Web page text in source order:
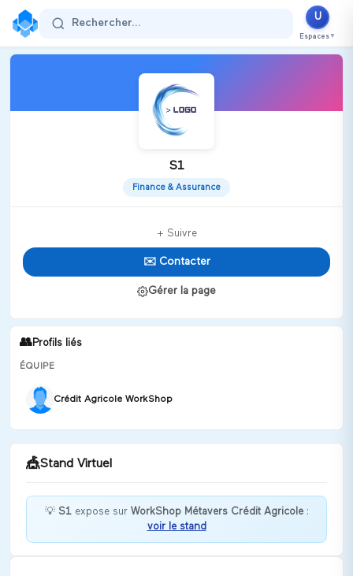
Rechercher...
U
Espaces ▼
S1
Finance & Assurance
+ Suivre
✉️ Contacter
Gérer la page
👥Profils liés
ÉQUIPE
Crédit Agricole WorkShop
🎪Stand Virtuel
Bienvenue chez S1 !
💡 S1expose sur WorkShop Métavers Crédit Agricole:
voir le stand